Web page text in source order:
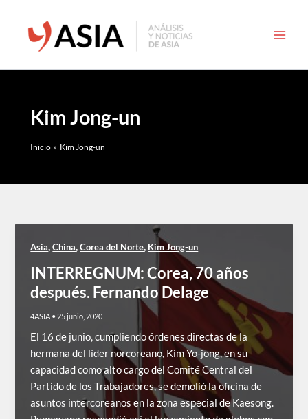
contenido
Kim Jong-un
Inicio Kim Jong-un
Asia,China,Corea del Norte, Kim Jong-un
INTERREGNUM: Corea, 70 años
después. Fernando Delage
4ASIA • 25 junio, 2020
El 16 de junio, cumpliendo órdenes directas de la
hermana del líder norcoreano, Kim Yo-jong, en su
capacidad como alto cargo del Comité Central del
Partido de los Trabajadores, se demolió la oficina de
asuntos intercoreanos en la zona especial de Kaesong.